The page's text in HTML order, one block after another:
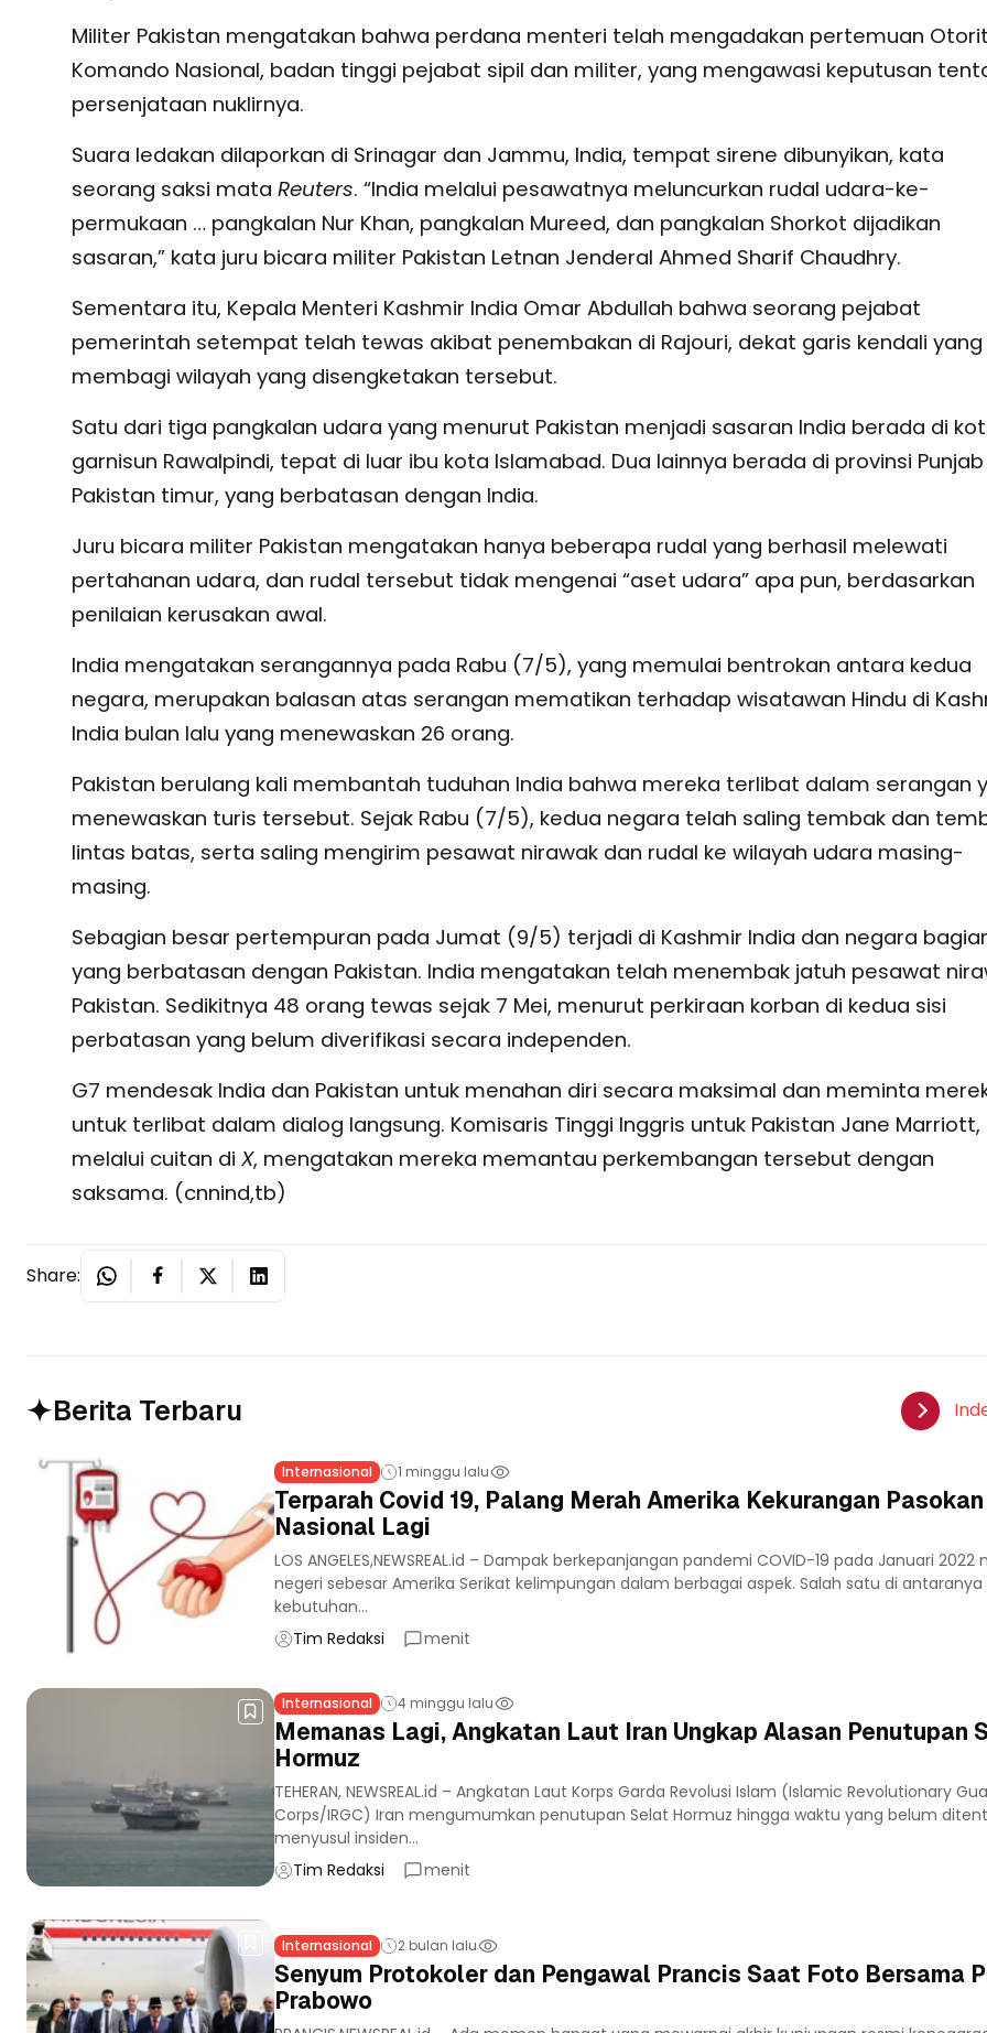
Militer Pakistan mengatakan bahwa perdana menteri telah mengadakan pertemuan
Komando Nasional, badan tinggi pejabat sipil dan militer, yang mengawasi keputusan
persenjataan nuklirnya.
Suara ledakan dilaporkan di Srinagar dan Jammu, India, tempat sirene dibunyikan, kata
seorang saksi mata Reuters. “India melalui pesawatnya meluncurkan rudal udara-ke-
permukaan … pangkalan Nur Khan, pangkalan Mureed, dan pangkalan Shorkot dijadikan
sasaran,” kata juru bicara militer Pakistan Letnan Jenderal Ahmed Sharif Chaudhry.
Sementara itu, Kepala Menteri Kashmir India Omar Abdullah bahwa seorang pejabat
pemerintah setempat telah tewas akibat penembakan di Rajouri, dekat garis kendali yang
membagi wilayah yang disengketakan tersebut.
Satu dari tiga pangkalan udara yang menurut Pakistan menjadi sasaran India berada di
garnisun Rawalpindi, tepat di luar ibu kota Islamabad. Dua lainnya berada di provinsi
Pakistan timur, yang berbatasan dengan India.
Juru bicara militer Pakistan mengatakan hanya beberapa rudal yang berhasil melewati
pertahanan udara, dan rudal tersebut tidak mengenai “aset udara” apa pun, berdasarkan
penilaian kerusakan awal.
India mengatakan serangannya pada Rabu (7/5), yang memulai bentrokan antara kedua
negara, merupakan balasan atas serangan mematikan terhadap wisatawan Hindu di
India bulan lalu yang menewaskan 26 orang.
Pakistan berulang kali membantah tuduhan India bahwa mereka terlibat dalam serangan
menewaskan turis tersebut. Sejak Rabu (7/5), kedua negara telah saling tembak dan
lintas batas, serta saling mengirim pesawat nirawak dan rudal ke wilayah udara masing-
masing.
Sebagian besar pertempuran pada Jumat (9/5) terjadi di Kashmir India dan negara
yang berbatasan dengan Pakistan. India mengatakan telah menembak jatuh pesawat
Pakistan. Sedikitnya 48 orang tewas sejak 7 Mei, menurut perkiraan korban di kedua sisi
perbatasan yang belum diverifikasi secara independen.
G7 mendesak India dan Pakistan untuk menahan diri secara maksimal dan meminta
untuk terlibat dalam dialog langsung. Komisaris Tinggi Inggris untuk Pakistan Jane Marriott,
melalui cuitan di X, mengatakan mereka memantau perkembangan tersebut dengan
saksama. (cnnind,tb)
Share:
Berita Terbaru
Internasional 1 minggu lalu
Terparah Covid 19, Palang Merah Amerika Kekurangan
Nasional Lagi
LOS ANGELES,NEWSREAL.id – Dampak berkepanjangan pandemi COVID-19 pada Januari
negeri sebesar Amerika Serikat kelimpungan dalam berbagai aspek. Salah satu di
kebutuhan...
Tim Redaksi
menit
Internasional 4 minggu lalu
Memanas Lagi, Angkatan Laut Iran Ungkap Alasan Penutupan
Hormuz
TEHERAN, NEWSREAL.id – Angkatan Laut Korps Garda Revolusi Islam (Islamic Revolutionary
Corps/IRGC) Iran mengumumkan penutupan Selat Hormuz hingga waktu yang belum
menyusul insiden...
Tim Redaksi
menit
Internasional 2 bulan lalu
Senyum Protokoler dan Pengawal Prancis Saat Foto Bersama
Prabowo